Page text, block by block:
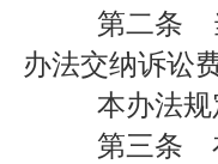
第二条 当
办法交纳诉讼
本办法规定
第三条 在